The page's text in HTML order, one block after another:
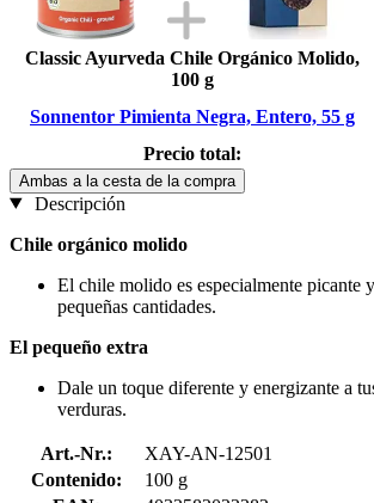
Classic Ayurveda Chile Orgánico Molido,
100 g
Sonnentor Pimienta Negra, Entero, 55 g
Precio total:
Ambas a la cesta de la compra
Descripción
Chile orgánico molido
El chile molido es especialmente picante
pequeñas cantidades.
El pequeño extra
Dale un toque diferente y energizante a
verduras.
Art.-Nr.:
XAY-AN-12501
Contenido:
100 g